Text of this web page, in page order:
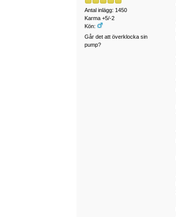
Antal inlägg: 1450
Karma +5/-2
Kön:
Går det att överklocka sin
pump?